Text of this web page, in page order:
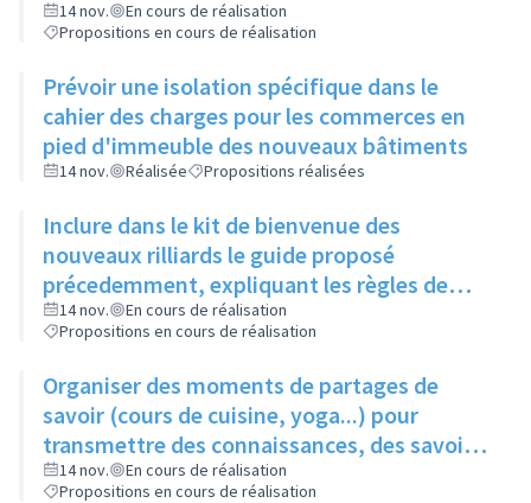
14 nov.
En cours de réalisation
Propositions en cours de réalisation
Prévoir une isolation spécifique dans le
cahier des charges pour les commerces en
pied d'immeuble des nouveaux bâtiments
14 nov. Réalisée Propositions réalisées
Inclure dans le kit de bienvenue des
nouveaux rilliards le guide proposé
précedemment, expliquant les règles de
bonne conduite
14 nov.
En cours de réalisation
Propositions en cours de réalisation
Organiser des moments de partages de
savoir (cours de cuisine, yoga...) pour
transmettre des connaissances, des savoir-
faire, à moindre coût
14 nov.
En cours de réalisation
Propositions en cours de réalisation